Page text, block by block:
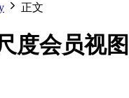
正文
度会员视图